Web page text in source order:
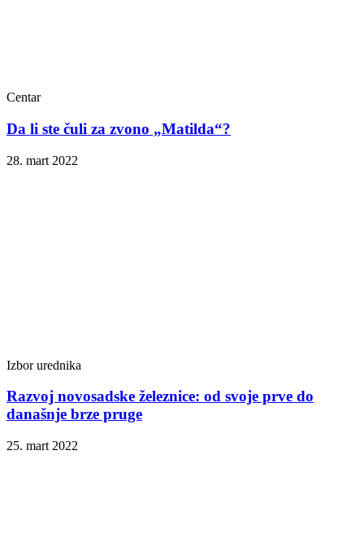
Centar
Da li ste čuli za zvono „Matilda“?
28. mart 2022
Izbor urednika
Razvoj novosadske železnice: od svoje prve do
današnje brze pruge
25. mart 2022